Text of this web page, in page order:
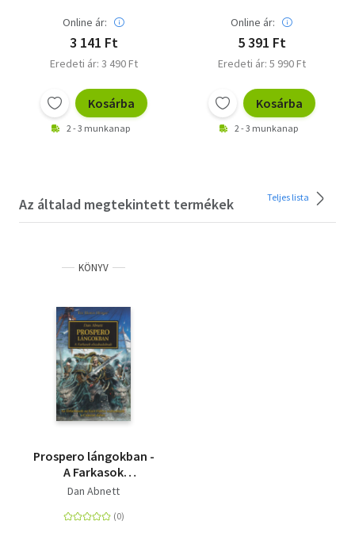
Online ár:
3 141 Ft
Eredeti ár: 3 490 Ft
Kosárba
2 - 3 munkanap
Online ár:
5 391 Ft
Eredeti ár: 5 990 Ft
Kosárba
2 - 3 munkanap
Az általad megtekintett termékek Teljes lista
KÖNYV
Prospero lángokban -
A Farkasok
elszabadulnak
Dan Abnett